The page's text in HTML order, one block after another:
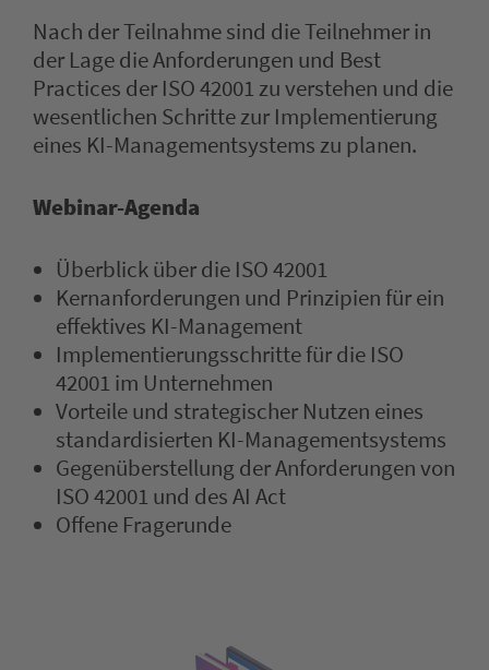
Nach der Teilnahme sind die Teilnehmer in
der Lage die Anforderungen und Best
Practices der ISO 42001 zu verstehen und die
wesentlichen Schritte zur Implementierung
eines KI-Managementsystems zu planen.
Webinar-Agenda
Überblick über die ISO 42001
Kernanforderungen und Prinzipien für ein
effektives KI-Management
Implementierungsschritte für die ISO
42001 im Unternehmen
Vorteile und strategischer Nutzen eines
standardisierten KI-Managementsystems
Gegenüberstellung der Anforderungen von
ISO 42001 und des AI Act
Offene Fragerunde